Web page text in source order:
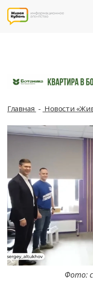
Главная Новости
Фото: